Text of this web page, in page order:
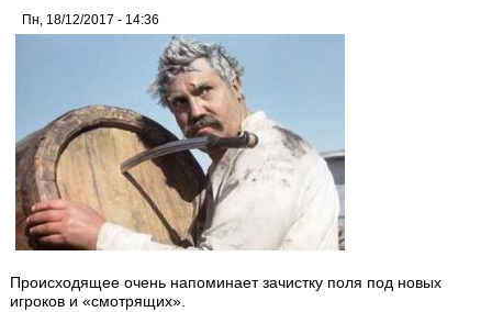
Пн, 18/12/2017 - 14:36
Происходящее очень напоминает зачистку поля под новых
игроков и «смотрящих».